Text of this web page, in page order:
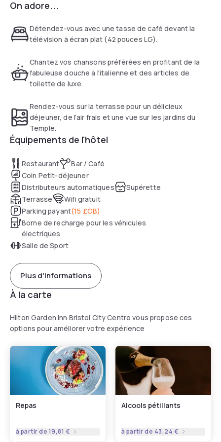
garantissant un environnement calme pour une pause en
internationale raffinée dans un cadre décontracté, tandis
locales. Un "Pavilion Pantry" ouvert en permanence permet
de se procurer snacks et boissons à tout moment. Grâce à
transport, cet établissement est une base stratégique pour
optimiser une journée à Bristol.
On adore...
Détendez-vous avec une tasse de café devant la
télévision à écran plat (42 pouces LG).
Chantez vos chansons préférées en profitant de la
fabuleuse douche à l'italienne et des articles de
toilette de luxe.
Rendez-vous sur la terrasse pour un délicieux
déjeuner, de l'air frais et une vue sur les jardins du
Temple.
Équipements de l'hôtel
Restaurant
Bar / Café
Coin Petit-déjeuner
Distributeurs automatiques
Supérette
Terrasse
Wifi gratuit
Parking payant(15 £GB)
Borne de recharge pour les véhicules
électriques
Salle de Sport
Plus d'informations
À la carte
Hilton Garden Inn Bristol City Centre vous propose ces
options pour améliorer votre expérience
Repas
à partir de 19,81 €
Alcools pétillants
à partir de 43,24 €